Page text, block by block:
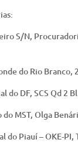
S/N,
do Rio
do DF, SCS Qd 2
MST, Olga
do Piauí – OKE-PI,